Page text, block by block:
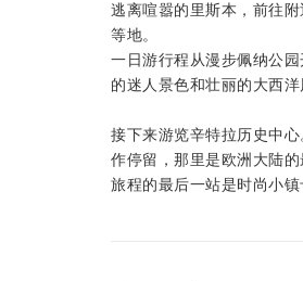
逃离喧嚣的里斯本，前往
等地。
一日游行程从漫步佩纳公
的迷人景色和壮丽的大西洋
接下来游览辛特拉历史中
作停留，那里是欧洲大陆的
旅程的最后一站是时尚小